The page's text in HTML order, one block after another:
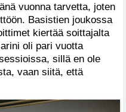
vuonna tarvetta, joten
Basistien joukossa
kiertää soittajalta
oli pari vuotta
sillä en ole
vaan siitä, että